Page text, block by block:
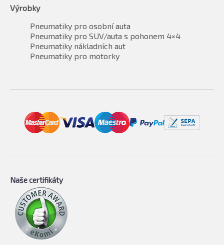
Výrobky
Pneumatiky pro osobní auta
Pneumatiky pro SUV/auta s pohonem 4×4
Pneumatiky nákladních aut
Pneumatiky pro motorky
Naše certifikáty